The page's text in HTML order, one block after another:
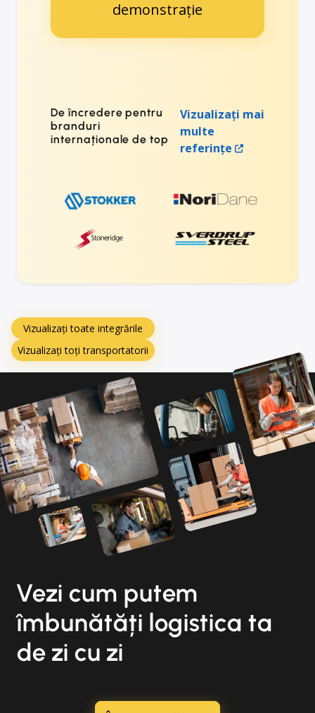
demonstrație
De încredere pentru
branduri
internaționale de top
Vizualizați mai
multe
referințe
Vizualizați toate integrările
Vizualizați toți transportatorii
Vezi cum putem
îmbunătăți logistica ta
de zi cu zi